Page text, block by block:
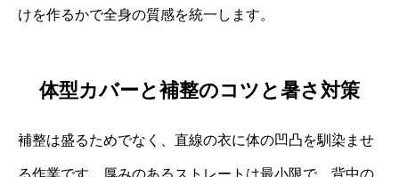
けを作るかで全身の質感を統一します。
体型カバーと補整のコツと暑さ対策
補整は盛るためでなく、直線の衣に体の凹凸を馴染ませ
る作業です。厚みのあるストレートは最小限で、背中の